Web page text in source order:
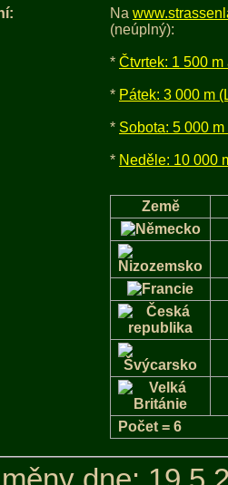
Na
(neúplný):
* Čtvrtek: 1 500 m
* Pátek: 3 000 m
* Sobota: 5 000
* Neděle: 10 000
Země
Počet = 6